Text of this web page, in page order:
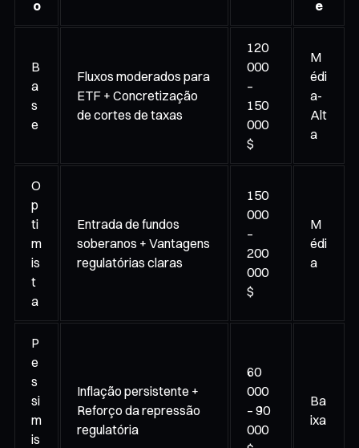
o
e
B
a
s
e
Fluxos moderados para
ETF + Concretização
de cortes de taxas
120
000
–
150
000
$
M
édi
a-
Alt
a
O
p
ti
m
is
t
a
Entrada de fundos
soberanos + Vantagens
regulatórias claras
150
000
–
200
000
$
M
édi
a
P
e
s
si
m
is
Inflação persistente +
Reforço da repressão
regulatória
60
000
– 90
000
Ba
ixa